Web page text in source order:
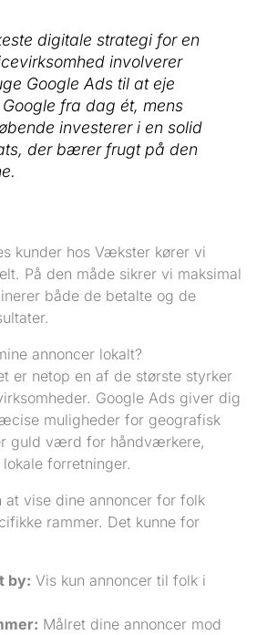
digitale strategi for en
involverer
Google Ads til at eje
fra dag ét, mens
investerer i en solid
der bærer frugt på den
kunder hos Vækster kører vi
På den måde sikrer vi maksimal
både de betalte og de
annoncer lokalt?
er netop en af de største styrker
Google Ads giver dig
muligheder for geografisk
guld værd for håndværkere,
forretninger.
vise dine annoncer for folk
rammer. Det kunne for
by: Vis kun annoncer til folk i
Målret dine annoncer mod